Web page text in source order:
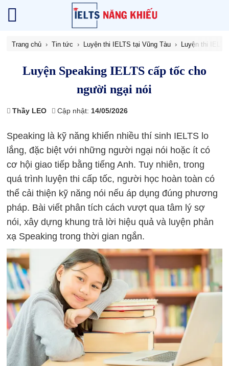
Trang chủ Tin tức Luyện thi IELTS tại Vũng Tàu Luyện thi
Luyện Speaking IELTS cấp tốc cho
người ngại nói
Thầy LEO Cập nhật: 14/05/2026
Speaking là kỹ năng khiến nhiều thí sinh IELTS lo
lắng, đặc biệt với những người ngại nói hoặc ít có
cơ hội giao tiếp bằng tiếng Anh. Tuy nhiên, trong
quá trình luyện thi cấp tốc, người học hoàn toàn có
thể cải thiện kỹ năng nói nếu áp dụng đúng phương
pháp. Bài viết phân tích cách vượt qua tâm lý sợ
nói, xây dựng khung trả lời hiệu quả và luyện phản
xạ Speaking trong thời gian ngắn.